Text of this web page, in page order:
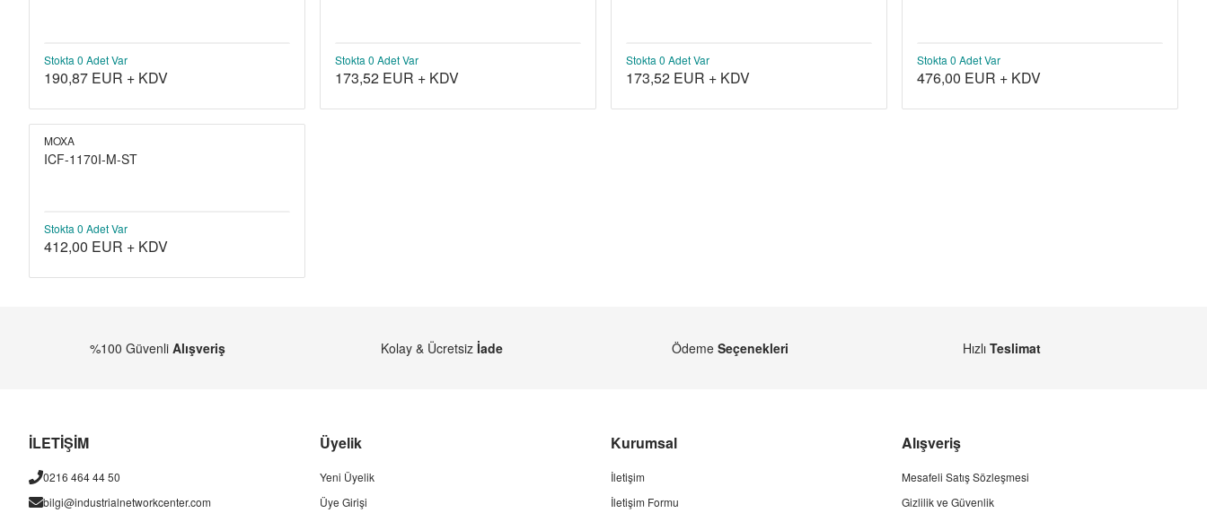
Stokta 0 Adet Var
190,87 EUR + KDV
Stokta 0 Adet Var
173,52 EUR + KDV
Stokta 0 Adet Var
173,52 EUR + KDV
Stokta 0 Adet Var
476,00 EUR + KDV
MOXA
ICF-1170I-M-ST
Stokta 0 Adet Var
412,00 EUR + KDV
%100 Güvenli Alışveriş Kolay & Ücretsiz İade Ödeme Seçenekleri Hızlı Teslimat
İLETİŞİM
0216 464 44 50
bilgi@industrialnetworkcenter.com
Üyelik
Yeni Üyelik
Üye Girişi
Kurumsal
İletişim
İletişim Formu
Alışveriş
Mesafeli Satış Sözleşmesi
Gizlilik ve Güvenlik